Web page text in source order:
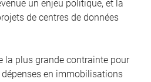
un enjeu politique, et la
de centres de données
la plus grande contrainte pour
en immobilisations